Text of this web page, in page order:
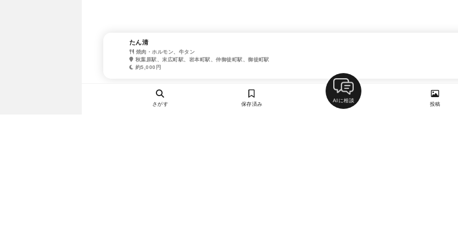
たん清
焼肉・ホルモン、牛タン
秋葉原駅、末広町駅、岩本町駅、仲御徒町駅、御徒町駅
約5,000円
さがす 保存済み
AIに相談
投稿